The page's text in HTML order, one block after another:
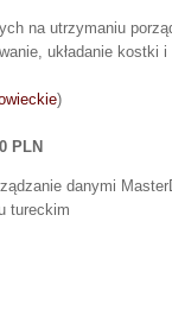
na utrzymaniu
układanie kostki
)
PLN
danymi
tureckim